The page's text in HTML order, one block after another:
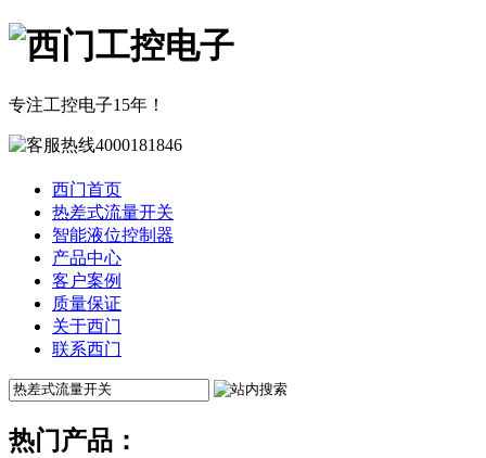
专注工控电子15年！
西门首页
热差式流量开关
智能液位控制器
产品中心
客户案例
质量保证
关于西门
联系西门
热门产品：